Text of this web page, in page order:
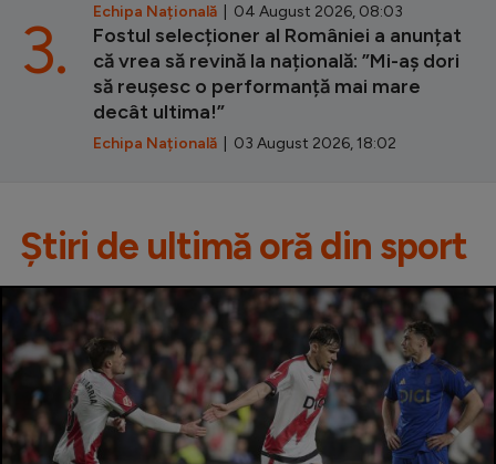
Echipa Națională | 04 August 2026, 08:03
Fostul selecționer al României a anunțat
că vrea să revină la națională: ”Mi-aș dori
să reușesc o performanță mai mare
decât ultima!”
Echipa Națională | 03 August 2026, 18:02
3.
Știri de ultimă oră din sport